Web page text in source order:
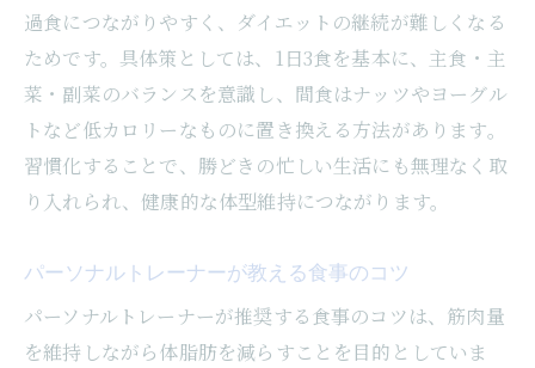
過食につながりやすく、ダイエットの継続が難しくなる
ためです。具体策としては、1日3食を基本に、主食・主
菜・副菜のバランスを意識し、間食はナッツやヨーグル
トなど低カロリーなものに置き換える方法があります。
習慣化することで、勝どきの忙しい生活にも無理なく取
り入れられ、健康的な体型維持につながります。
パーソナルトレーナーが教える食事のコツ
パーソナルトレーナーが推奨する食事のコツは、筋肉量
を維持しながら体脂肪を減らすことを目的としていま